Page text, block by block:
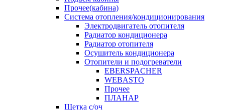
Прочее(кабина)
Система отопления/кондиционирования
Электродвигатель отопителя
Радиатор кондиционера
Радиатор отопителя
Осушитель кондиционера
Отопители и подогреватели
EBERSPACHER
WEBASTO
Прочее
ПЛАНАР
Щетка с/оч